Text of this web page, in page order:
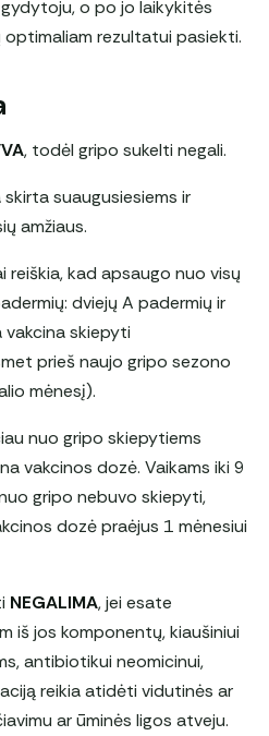
o po jo laikykitės
rezultatui pasiekti.
, todėl gripo sukelti negali.
skirta suaugusiesiems ir
amžiaus.
reiškia, kad apsaugo nuo visų
dviejų A padermių ir
vakcina skiepyti
prieš naujo gripo sezono
mėnesį).
nuo gripo skiepytiems
vakcinos dozė. Vaikams iki 9
gripo nebuvo skiepyti,
dozė praėjus 1 mėnesiui
NEGALIMA, jei esate
iš jos komponentų, kiaušiniui
antibiotikui neomicinui,
reikia atidėti vidutinės ar
ar ūminės ligos atveju.